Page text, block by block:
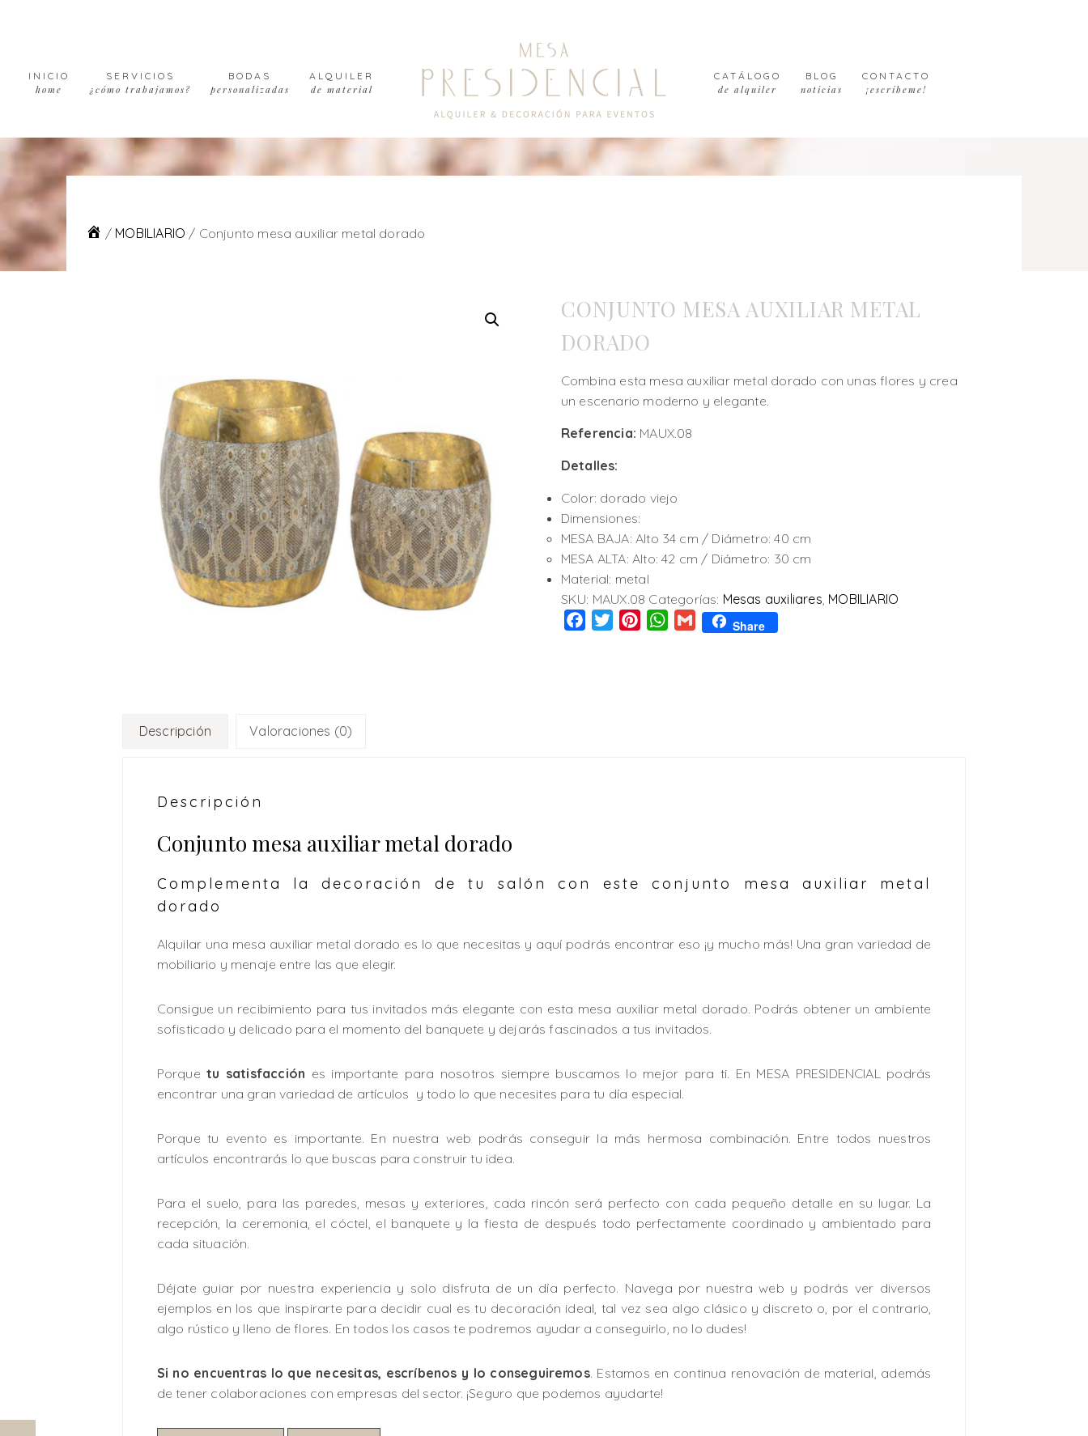
navigation
contentINICIO
home
SERVICIOS
¿cómo trabajamos?
BODAS
personalizadas
ALQUILER
de material
CATÁLOGO
de alquiler
BLOG
noticias
CONTACTO
¡escríbeme!
/ MOBILIARIO / Conjunto mesa auxiliar metal dorado
CONJUNTO MESA AUXILIAR METAL
DORADO
Combina esta mesa auxiliar metal dorado con unas flores y crea
un escenario moderno y elegante.
Referencia: MAUX.08
Detalles:
Color: dorado viejo
Dimensiones:
MESA BAJA: Alto 34 cm / Diámetro: 40 cm
MESA ALTA: Alto: 42 cm / Diámetro: 30 cm
Material: metal
SKU: MAUX.08 Categorías: Mesas auxiliares MOBILIARIO
Facebook
TwitterPinterestWhatsApp
Gmail Share
Descripción Valoraciones (0)
Descripción
Conjunto mesa auxiliar metal dorado
Complementa la decoración de tu salón con este conjunto mesa auxiliar metal
dorado
Alquilar una mesa auxiliar metal dorado es lo que necesitas y aquí podrás encontrar eso ¡y mucho más! Una gran variedad de
mobiliario y menaje entre las que elegir.
Consigue un recibimiento para tus invitados más elegante con esta mesa auxiliar metal dorado. Podrás obtener un ambiente
sofisticado y delicado para el momento del banquete y dejarás fascinados a tus invitados.
Porquetu satisfacción es importante para nosotros siempre buscamos lo mejor para ti. En MESA PRESIDENCIAL podrás
encontrar una gran variedad de artículos y todo lo que necesites para tu día especial.
Porque tu evento es importante. En nuestra web podrás conseguir la más hermosa combinación. Entre todos nuestros
artículos encontrarás lo que buscas para construir tu idea.
Para el suelo, para las paredes, mesas y exteriores, cada rincón será perfecto con cada pequeño detalle en su lugar. La
recepción, la ceremonia, el cóctel, el banquete y la fiesta de después todo perfectamente coordinado y ambientado para
cada situación.
Déjate guiar por nuestra experiencia y solo disfruta de un día perfecto. Navega por nuestra web y podrás ver diversos
ejemplos en los que inspirarte para decidir cual es tu decoración ideal, tal vez sea algo clásico y discreto o, por el contrario,
algo rústico y lleno de flores. En todos los casos te podremos ayudar a conseguirlo, no lo dudes!
Si no encuentras lo que necesitas, escríbenos y lo conseguiremos. Estamos en continua renovación de material, además
de tener colaboraciones con empresas del sector. ¡Seguro que podemos ayudarte!